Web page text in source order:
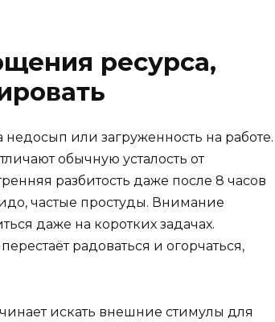
ресурса,
или загруженность на работе.
обычную усталость от
разбитость даже после 8 часов
частые простуды. Внимание
даже на коротких задачах.
радоваться и огорчаться,
искать внешние стимулы для